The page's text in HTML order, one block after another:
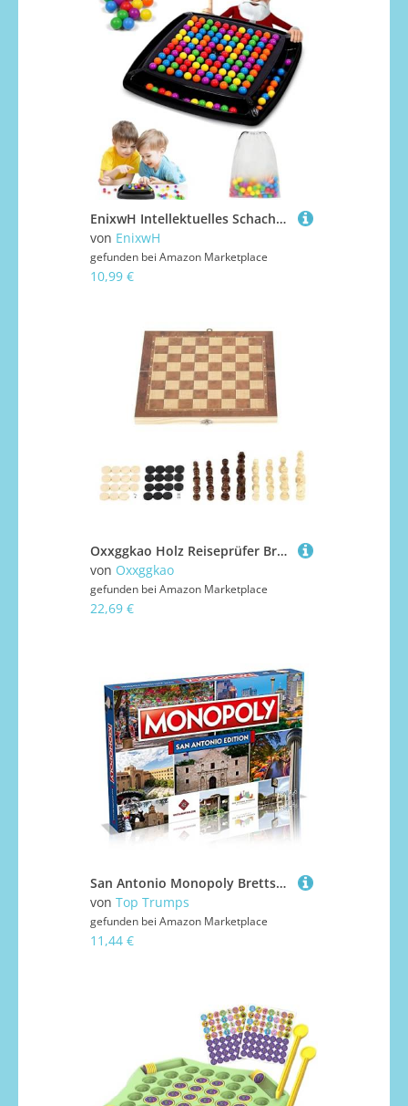
EnixwH Intellektuelles Schachbrett Doppelduell 120 Bälle, Pädagogisches Schachbrettspiel, Elimination Brettspiel, Regenbogenball Eliminierungs Chess Board Game für Kinder Erwachsene
von EnixwH
gefunden bei Amazon Marketplace
10,99 €
Oxxggkao Holz Reiseprüfer Brettspiel Set Tragbares Faltungsschach Schach Bildungsspielzeug Für Familienholzschachbrett
von Oxxggkao
gefunden bei Amazon Marketplace
22,69 €
San Antonio Monopoly Brettspiel-Edition, Familienspiel ab 8 Jahren
von Top Trumps
gefunden bei Amazon Marketplace
11,44 €